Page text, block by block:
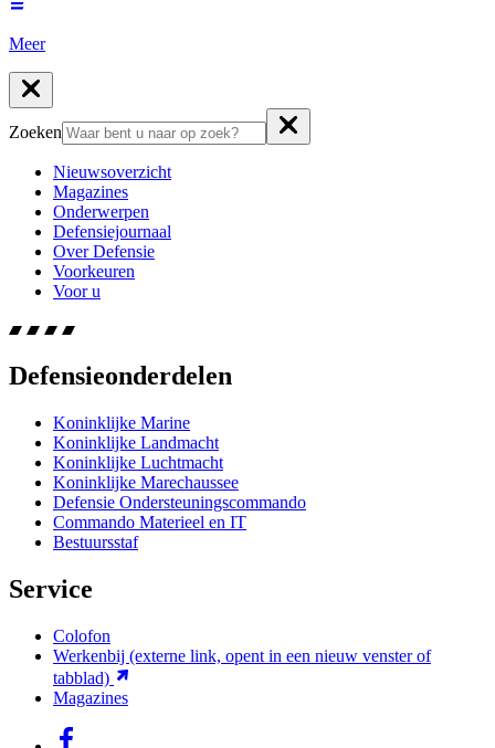
Meer
Zoeken
Nieuwsoverzicht
Magazines
Onderwerpen
Defensiejournaal
Over Defensie
Voorkeuren
Voor u
Defensieonderdelen
Koninklijke Marine
Koninklijke Landmacht
Koninklijke Luchtmacht
Koninklijke Marechaussee
Defensie Ondersteuningscommando
Commando Materieel en IT
Bestuursstaf
Service
Colofon
Werkenbij (externe link, opent in een nieuw venster of
tabblad)
Magazines